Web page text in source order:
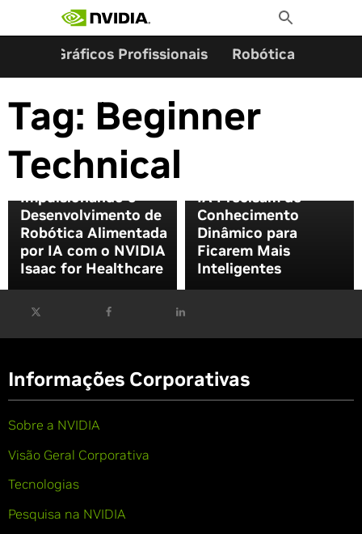
Toggle
Search
Gráficos Profissionais Robótica
Tag: Beginner
Technical
Impulsionando o
Desenvolvimento de
Robótica Alimentada
por IA com o NVIDIA
Isaac for Healthcare
IA Precisam de
Conhecimento
Dinâmico para
Ficarem Mais
Inteligentes
Informações Corporativas
Sobre a NVIDIA
Visão Geral Corporativa
Tecnologias
Pesquisa na NVIDIA